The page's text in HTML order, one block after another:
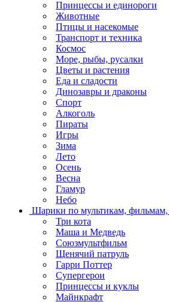
Принцессы и единороги
Животные
Птицы и насекомые
Транспорт и техника
Космос
Море, рыбы, русалки
Цветы и растения
Еда и сладости
Динозавры и драконы
Спорт
Алкоголь
Пираты
Игры
Зима
Лето
Осень
Весна
Гламур
Небо
Шарики по мультикам, фильмам,
Три кота
Маша и Медведь
Союзмультфильм
Щенячий патруль
Гарри Поттер
Супергерои
Принцессы и куклы
Майнкрафт